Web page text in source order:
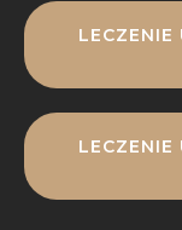
LECZENIE
LECZENIE